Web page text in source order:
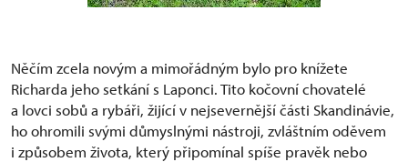
Něčím zcela novým a mimořádným bylo pro knížete
Richarda jeho setkání s Laponci. Tito kočovní chovatelé
a lovci sobů a rybáři, žijící v nejsevernější části Skandinávie,
ho ohromili svými důmyslnými nástroji, zvláštním oděvem
i způsobem života, který připomínal spíše pravěk nebo